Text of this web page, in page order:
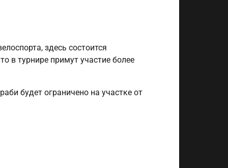
здесь состоится
в турнире примут участие более
будет ограничено на участке от